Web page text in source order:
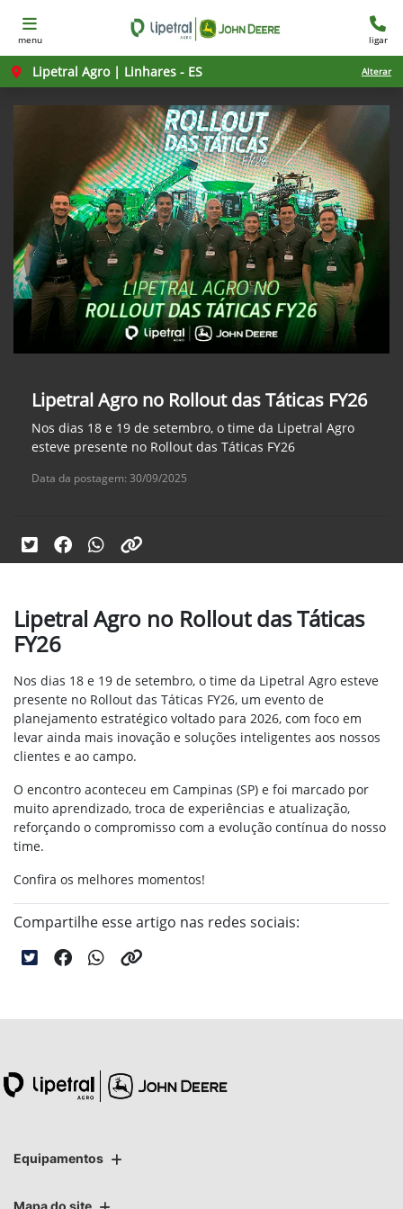
menu ligar
Lipetral Agro | Linhares - ES Alterar
Lipetral Agro no Rollout das Táticas FY26
Nos dias 18 e 19 de setembro, o time da Lipetral Agro
esteve presente no Rollout das Táticas FY26
Data da postagem: 30/09/2025
Lipetral Agro no Rollout das Táticas
FY26
Nos dias 18 e 19 de setembro, o time da Lipetral Agro esteve
presente no Rollout das Táticas FY26, um evento de
planejamento estratégico voltado para 2026, com foco em
levar ainda mais inovação e soluções inteligentes aos nossos
clientes e ao campo.
O encontro aconteceu em Campinas (SP) e foi marcado por
muito aprendizado, troca de experiências e atualização,
reforçando o compromisso com a evolução contínua do nosso
time.
Confira os melhores momentos!
Compartilhe esse artigo nas redes sociais:
Equipamentos